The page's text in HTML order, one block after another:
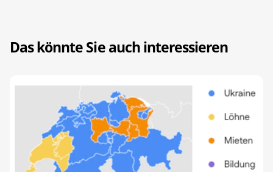
Das könnte Sie auch interessieren